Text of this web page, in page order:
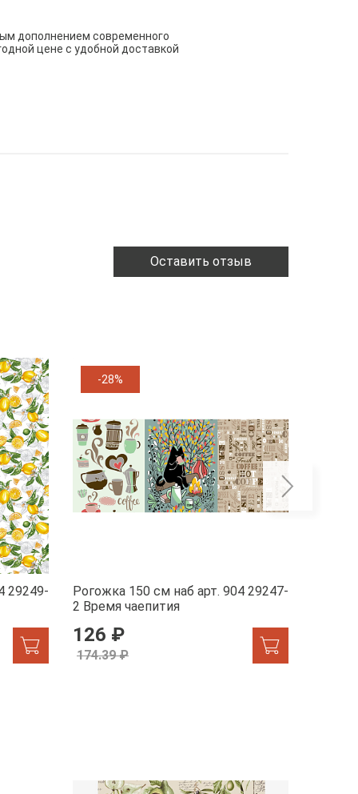
дополнением современного
цене с удобной доставкой
Оставить отзыв
29249-
-28%
Рогожка 150 см наб арт. 904 29247-
2 Время чаепития
126 ₽
174.39 ₽